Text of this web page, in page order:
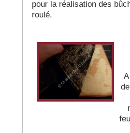
pour la réalisation des
roulé.